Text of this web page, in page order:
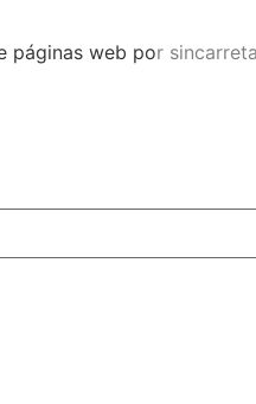
páginas web por